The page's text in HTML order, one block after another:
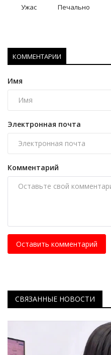
Ужас Печально
КОММЕНТАРИИ
Имя
Электронная почта
Комментарий
Оставить комментарий
СВЯЗАННЫЕ НОВОСТИ